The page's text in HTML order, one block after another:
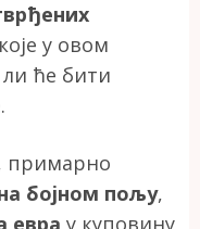
у овом
ли ће бити
примарно
бојном пољу,
евра у куповину